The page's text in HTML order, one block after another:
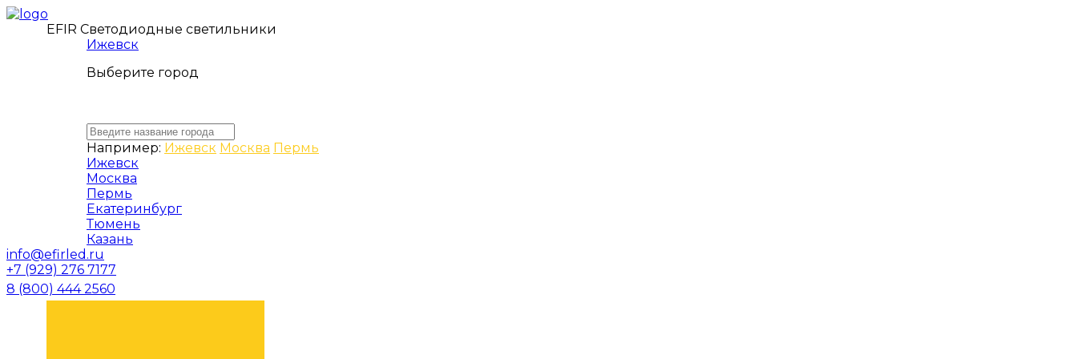
EFIR Светодиодные светильники
Ижевск
Выберите город
Например: Ижевск Москва Пермь
Ижевск
Москва
Пермь
Екатеринбург
Тюмень
Казань
info@efirled.ru
+7 (929) 276 7177
8 (800) 444 2560